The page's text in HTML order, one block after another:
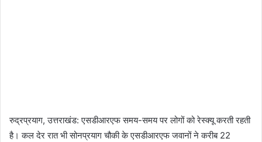
रुद्रप्रयाग, उत्तराखंड: एसडीआरएफ समय-समय पर लोगों को रेस्क्यू करती रहती
है। कल देर रात भी सोनप्रयाग चौकी के एसडीआरएफ जवानों ने करीब 22